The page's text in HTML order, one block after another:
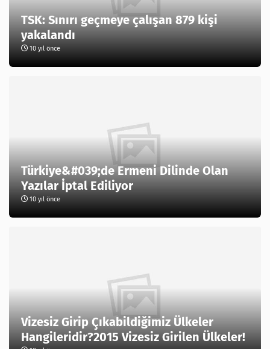
TSK: Sınırı geçmeye çalışan 879 kişi
yakalandı
10 yıl önce
Türkiye&#039;de Ermeni Dilinde Olan
Yazılar İptal Ediliyor
10 yıl önce
Vizesiz Girip Çıkabildiğimiz Ülkeler
Hangileridir?2015 Vizesiz Girilen Ülkeler!